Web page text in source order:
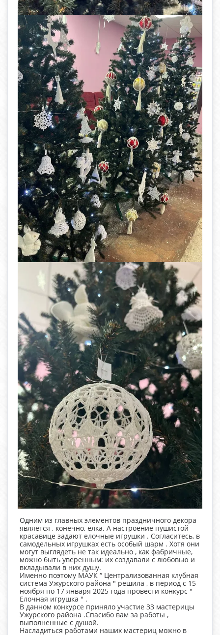
Одним из главных элементов праздничного декора
является , конечно, елка. А настроение пушистой
красавице задают елочные игрушки . Согласитесь, в
самодельных игрушках есть особый шарм . Хотя они
могут выглядеть не так идеально , как фабричные,
можно быть уверенным: их создавали с любовью и
вкладывали в них душу.
Именно поэтому МАУК “ Централизованная клубная
система Ужурского района " решила , в период с 15
ноября по 17 января 2025 года провести конкурс "
Елочная игрушка " .
В данном конкурсе приняло участие 33 мастерицы
Ужурского района .Спасибо вам за работы ,
выполненные с душой.
Насладиться работами наших мастериц можно в